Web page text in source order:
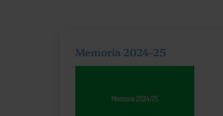
Memoria 2024-25